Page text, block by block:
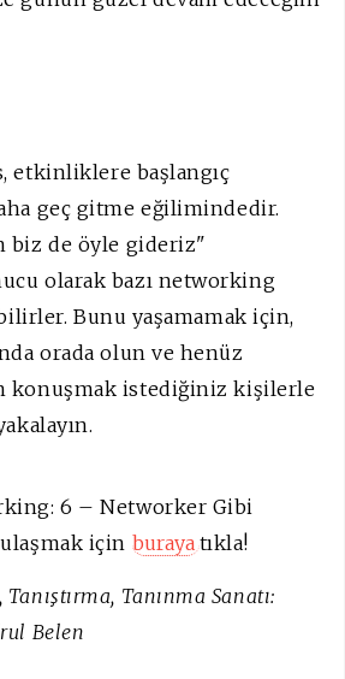
etkinliklere başlangıç
geç gitme eğilimindedir.
biz de öyle gideriz"
olarak bazı networking
Bunu yaşamamak için,
orada olun ve henüz
konuşmak istediğiniz kişilerle
6 – Networker Gibi
ulaşmak için burayatıkla!
Tanınma Sanatı:
Belen